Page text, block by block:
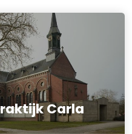
Carla